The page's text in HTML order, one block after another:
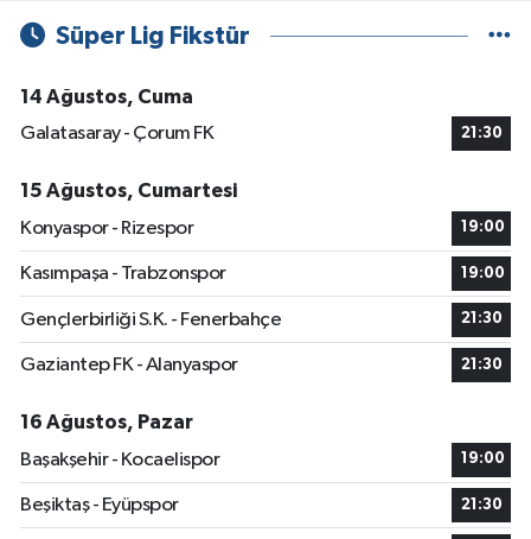
Süper Lig Fikstür
14 Ağustos, Cuma
Galatasaray - Çorum FK
21:30
15 Ağustos, Cumartesi
Konyaspor - Rizespor
19:00
Kasımpaşa - Trabzonspor 19:00
Gençlerbirliği S.K. - Fenerbahçe 21:30
Gaziantep FK - Alanyaspor 21:30
16 Ağustos, Pazar
Başakşehir - Kocaelispor
19:00
Beşiktaş - Eyüpspor 21:30